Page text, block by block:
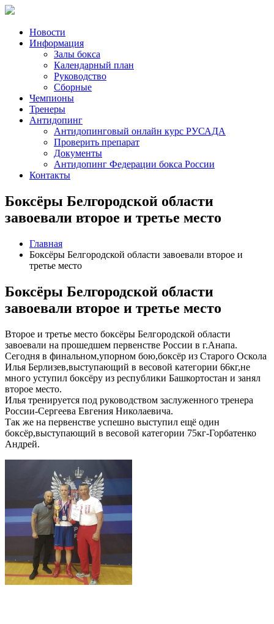
Новости
Информация
Залы бокса
Календарный план
Руководство
Сборные
Чемпионы
Тренеры
Антидопинг
Антидопинговый онлайн курс РУСАДА
Проверить препарат
Документы
Антидопинг Федерации бокса России
Контакты
Боксёры Белгородской области
завоевали второе и третье место
Главная
Боксёры Белгородской области завоевали второе и
третье место
Боксёры Белгородской области
завоевали второе и третье место
Второе и третье место боксёры Белгородской области
завоевали на прошедшем первенстве России в г.Анапа.
Сегодня в финальном,упорном бою,боксёр из Старого Оскола
Илья Берлизев,выступающий в весовой категории 66кг,не
много уступил боксёру из республики Башкортостан и занял
второе место.
Илья тренируется под руководством заслуженного тренера
России-Сергеева Евгения Николаевича.
Так же на первенстве успешно выступил ещё один
боксёр,выступающий в весовой категории 75кг-Горбатенко
Андрей.